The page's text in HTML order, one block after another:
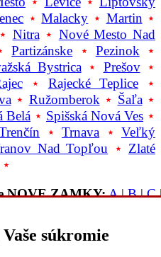
⋆Malacky ⋆ Martin ⋆
⋆ Nitra⋆ Nové Mesto Nad
Partizánske ⋆ Pezinok ⋆
Bystrica⋆ Prešov⋆
⋆ Rajecké Teplice⋆
⋆ Ružomberok ⋆ Šaľa⋆
Belá ⋆ Spišská Nová Ves ⋆
⋆ Trnava ⋆ Veľký
Nad Topľou ⋆ Zlaté
⋆
NOVE ZAMKY:A|B|C
Z| Iná lokalita
súkromie